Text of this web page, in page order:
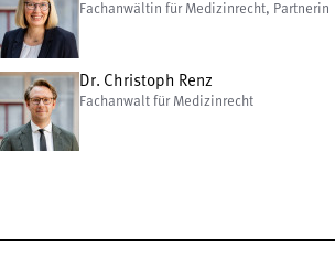
Fachanwältin für Medizinrecht, Partnerin
Dr. Christoph Renz
Fachanwalt für Medizinrecht